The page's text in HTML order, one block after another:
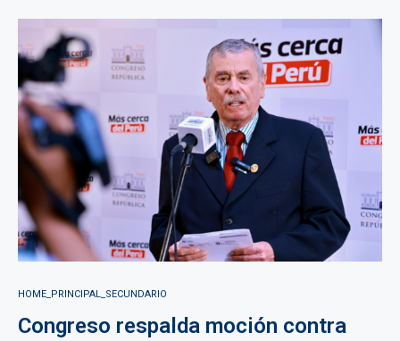
HOME_PRINCIPAL_SECUNDARIO
Congreso respalda moción contra